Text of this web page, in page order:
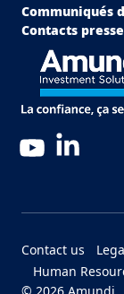
Menu Footer
Communiqués
Contacts presse
YouTube
Menu Footer
Contact us
Human